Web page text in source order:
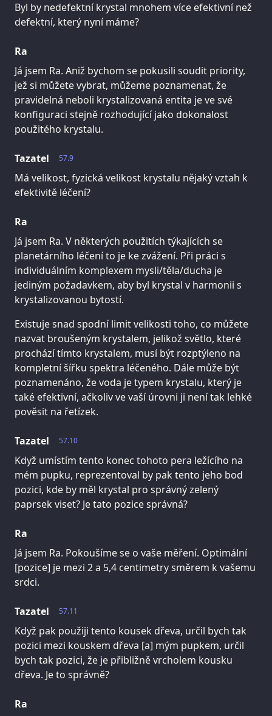
Byl by nedefektní krystal mnohem více efektivní než
defektní, který nyní máme?
Ra
Já jsem Ra. Aniž bychom se pokusili soudit priority,
jež si můžete vybrat, můžeme poznamenat, že
pravidelná neboli krystalizovaná entita je ve své
konfiguraci stejně rozhodující jako dokonalost
použitého krystalu.
57.9
Tazatel
Má velikost, fyzická velikost krystalu nějaký vztah k
efektivitě léčení?
Ra
Já jsem Ra. V některých použitích týkajících se
planetárního léčení to je ke zvážení. Při práci s
individuálním komplexem mysli/těla/ducha je
jediným požadavkem, aby byl krystal v harmonii s
krystalizovanou bytostí.
Existuje snad spodní limit velikosti toho, co můžete
nazvat broušeným krystalem, jelikož světlo, které
prochází tímto krystalem, musí být rozptýleno na
kompletní šířku spektra léčeného. Dále může být
poznamenáno, že voda je typem krystalu, který je
také efektivní, ačkoliv ve vaší úrovni ji není tak lehké
pověsit na řetízek.
57.10
Tazatel
Když umístím tento konec tohoto pera ležícího na
mém pupku, reprezentoval by pak tento jeho bod
pozici, kde by měl krystal pro správný zelený
paprsek viset? Je tato pozice správná?
Ra
Já jsem Ra. Pokoušíme se o vaše měření. Optimální
[pozice] je mezi 2 a 5,4 centimetry směrem k vašemu
srdci.
57.11
Tazatel
Když pak použiji tento kousek dřeva, určil bych tak
pozici mezi kouskem dřeva [a] mým pupkem, určil
bych tak pozici, že je přibližně vrcholem kousku
dřeva. Je to správně?
Ra